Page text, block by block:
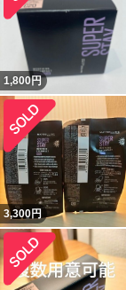
1,800円
3,300円